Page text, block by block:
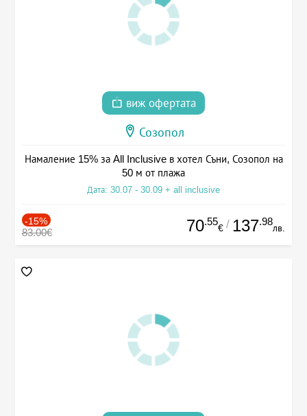
виж офертата
Созопол
Намаление 15% за All Inclusive в хотел Съни, Созопол на
50 м от плажа
Дата: 30.07 - 30.09 + all inclusive
-15%
83.00€ 70.55
€ / 137.98
лв.